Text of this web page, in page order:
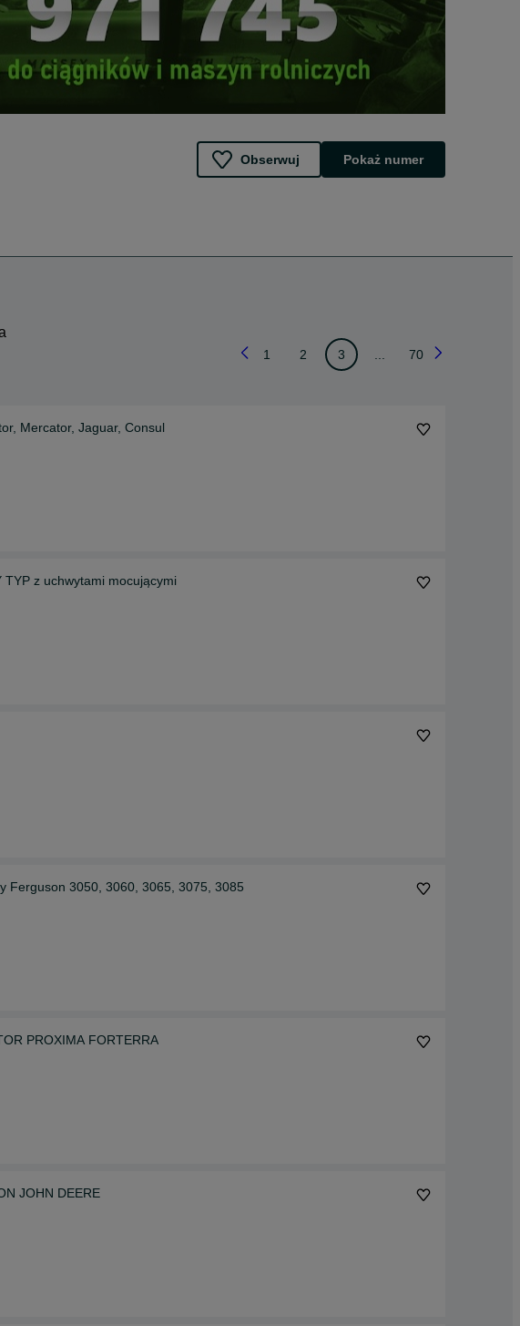
Obserwuj Pokaż numer
1 2 3 70
Mercator, Jaguar, Consul
z uchwytami mocującymi
Ferguson 3050, 3060, 3065, 3075, 3085
PROXIMA FORTERRA
JOHN DEERE